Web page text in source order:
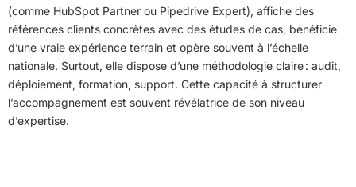
(comme HubSpot Partner ou Pipedrive Expert), affiche des
références clients concrètes avec des études de cas, bénéficie
d’une vraie expérience terrain et opère souvent à l’échelle
nationale. Surtout, elle dispose d’une méthodologie claire : audit,
déploiement, formation, support. Cette capacité à structurer
l’accompagnement est souvent révélatrice de son niveau
d’expertise.